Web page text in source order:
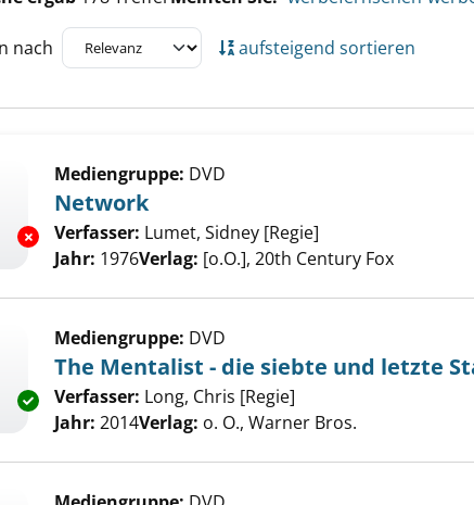
nach aufsteigend sortieren
Exemplar-Details von Network anzeigen
Mediengruppe: DVD
Network
Verfasser: Lumet, Sidney [Regie]
Jahr: 1976Verlag: [o.O.], 20th Century Fox
Exemplar-Details von The Mentalist - die siebte und
Mediengruppe: DVD
The Mentalist - die siebte und letzte
Verfasser: Long, Chris [Regie]
Jahr: 2014Verlag: o. O., Warner Bros.